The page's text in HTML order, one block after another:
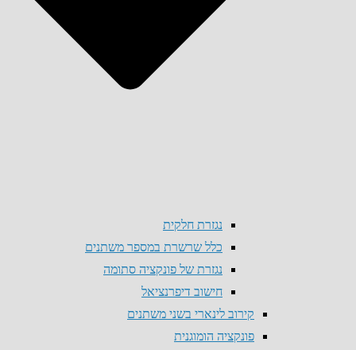
נגזרת חלקית
כלל שרשרת במספר משתנים
נגזרת של פונקציה סתומה
חישוב דיפרנציאל
קירוב לינארי בשני משתנים
פונקציה הומוגנית